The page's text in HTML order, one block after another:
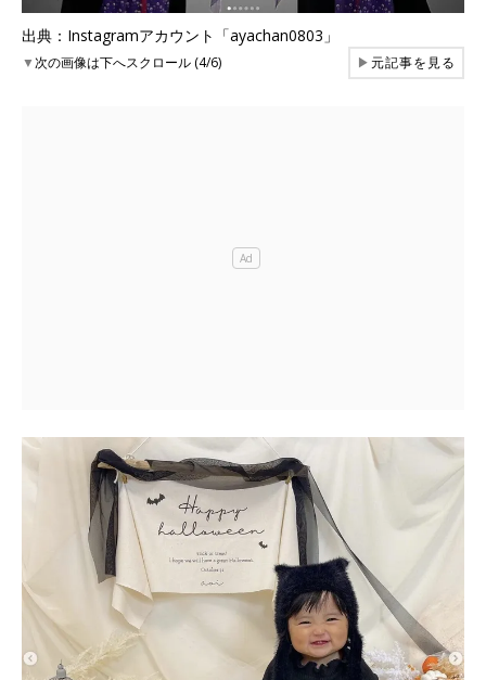
出典：Instagramアカウント「ayachan0803」
▼次の画像は下へスクロール (4/6) ▶元記事を見る